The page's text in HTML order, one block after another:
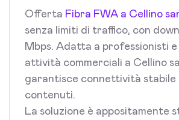
Offerta Fibra FWA a Cellino
senza limiti di traffico, con
Mbps. Adatta a professionisti
attività commerciali a Cellino
garantisce connettività stabile
contenuti.
La soluzione è appositamente